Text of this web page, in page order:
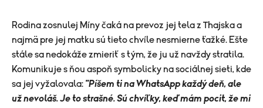
​Rodina zosnulej Míny čaká na prevoz jej tela z Thajska a
najmä pre jej matku sú tieto chvíle nesmierne ťažké. Ešte
stále sa nedokáže zmieriť s tým, že ju už navždy stratila.
Komunikuje s ňou aspoň symbolicky na sociálnej sieti, kde
sa jej vyžalovala: "Píšem ti na WhatsApp každý deň, ale
už nevoláš. Je to strašné. Sú chvíľky, keď mám pocit, že mi